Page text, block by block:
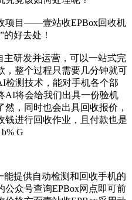
目——壹站收EPBox回收机
好去处！
研发并运营，可以一站式完
，整个过程只需要几分钟就可
检测技术，能对手机各个部
AI将会给我们出具一份验机
，同时也会出具回收报价，
钱进行回收作业，且付款也是
G
提供自动检测和回收手机的
众号查询EPBox网点即可前